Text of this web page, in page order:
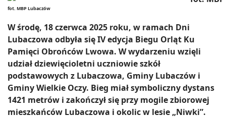
fot. MBP Lubaczów
W środę, 18 czerwca 2025 roku, w ramach Dni
Lubaczowa odbyła się IV edycja Biegu Orląt Ku
Pamięci Obrońców Lwowa. W wydarzeniu wzięli
udział dziewięcioletni uczniowie szkół
podstawowych z Lubaczowa, Gminy Lubaczów i
Gminy Wielkie Oczy. Bieg miał symboliczny dystans
1421 metrów i zakończył się przy mogile zbiorowej
mieszkańców Lubaczowa i okolic w lesie „Niwki”.